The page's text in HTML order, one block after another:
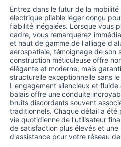
Entrez dans le futur de la
électrique pliable léger conçu
fiabilité inégalées. Lorsque vous
cadre, vous remarquerez
et haut de gamme de l'alliage
aérospatiale, témoignage de son
construction méticuleuse offre
élégante et moderne, mais
structurelle exceptionnelle sans
L'engagement silencieux et
balais offre une conduite
bruits discordants souvent
traditionnels. Chaque détail a été
vie quotidienne de l'utilisateur
de satisfaction plus élevés et
d'assistance pour votre réseau